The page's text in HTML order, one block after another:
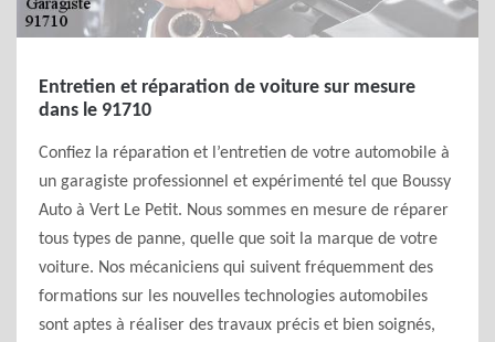
Entretien et réparation de voiture sur mesure
dans le 91710
Confiez la réparation et l’entretien de votre automobile à
un garagiste professionnel et expérimenté tel que Boussy
Auto à Vert Le Petit. Nous sommes en mesure de réparer
tous types de panne, quelle que soit la marque de votre
voiture. Nos mécaniciens qui suivent fréquemment des
formations sur les nouvelles technologies automobiles
sont aptes à réaliser des travaux précis et bien soignés,